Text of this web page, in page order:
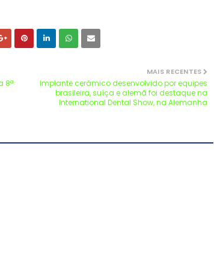
MAIS RECENTES
Implante cerâmico desenvolvido por equipes
brasileira, suíça e alemã foi destaque na
International Dental Show, na Alemanha
8ª